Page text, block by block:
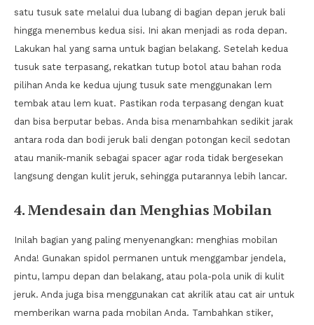
satu tusuk sate melalui dua lubang di bagian depan jeruk bali
hingga menembus kedua sisi. Ini akan menjadi as roda depan.
Lakukan hal yang sama untuk bagian belakang. Setelah kedua
tusuk sate terpasang, rekatkan tutup botol atau bahan roda
pilihan Anda ke kedua ujung tusuk sate menggunakan lem
tembak atau lem kuat. Pastikan roda terpasang dengan kuat
dan bisa berputar bebas. Anda bisa menambahkan sedikit jarak
antara roda dan bodi jeruk bali dengan potongan kecil sedotan
atau manik-manik sebagai spacer agar roda tidak bergesekan
langsung dengan kulit jeruk, sehingga putarannya lebih lancar.
4. Mendesain dan Menghias Mobilan
Inilah bagian yang paling menyenangkan: menghias mobilan
Anda! Gunakan spidol permanen untuk menggambar jendela,
pintu, lampu depan dan belakang, atau pola-pola unik di kulit
jeruk. Anda juga bisa menggunakan cat akrilik atau cat air untuk
memberikan warna pada mobilan Anda. Tambahkan stiker,